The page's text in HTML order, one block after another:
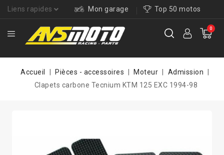
Liens rapides Mon garage Top 50 motos
0
Accueil Pièces - accessoires Moteur
Admission
Clapets carbone Tecnium KTM 125 EXC 1994-98